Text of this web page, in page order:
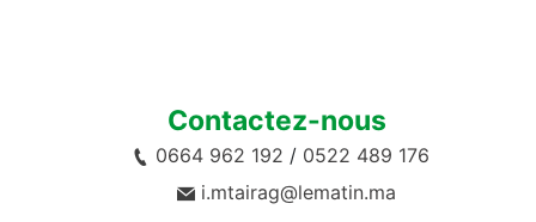
Contactez-nous
0664 962 192 / 0522 489 176
i.mtairag@lematin.ma